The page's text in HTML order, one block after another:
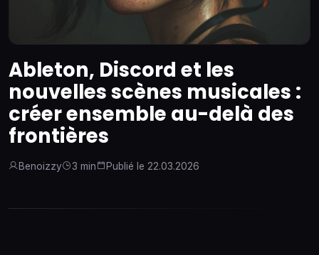
Ableton, Discord et les
nouvelles scènes musicales :
créer ensemble au-delà des
frontières
Benoizzy 3 min Publié le 22.03.2026